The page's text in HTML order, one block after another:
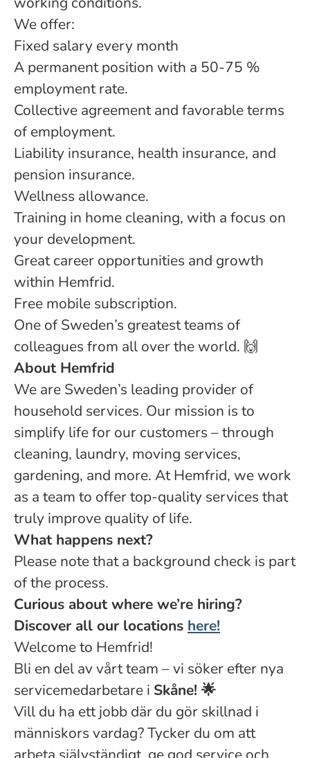
We offer:
Fixed salary every month
A permanent position with a 50-75 %
employment rate.
Collective agreement and favorable terms
of employment.
Liability insurance, health insurance, and
pension insurance.
Wellness allowance.
Training in home cleaning, with a focus on
your development.
Great career opportunities and growth
within Hemfrid.
Free mobile subscription.
One of Sweden’s greatest teams of
colleagues from all over the world. 🙌
About Hemfrid
We are Sweden’s leading provider of
household services. Our mission is to
simplify life for our customers – through
cleaning, laundry, moving services,
gardening, and more. At Hemfrid, we work
as a team to offer top-quality services that
truly improve quality of life.
What happens next?
Please note that a background check is part
of the process.
Curious about where we’re hiring?
Discover all our locations here!
Welcome to Hemfrid!
Bli en del av vårt team – vi söker efter nya
servicemedarbetare i Skåne! 🌟
Vill du ha ett jobb där du gör skillnad i
människors vardag? Tycker du om att